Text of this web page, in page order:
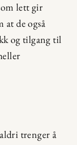
lett gir
de også
og tilgang til
trenger å